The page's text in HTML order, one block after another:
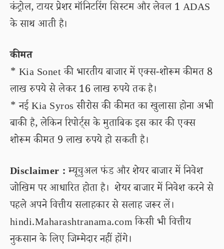
कंट्रोल, टायर प्रेशर मॉनिटरिंग सिस्टम और लेवल 1 ADAS
के साथ आती है।
कीमत
* Kia Sonet की भारतीय बाजार में एक्स-शोरूम कीमत 8
लाख रुपये से लेकर 16 लाख रुपये तक है।
* नई Kia Syros सीरोस की कीमत का खुलासा होना अभी
बाकी है, लेकिन रिपोर्ट्स के मुताबिक इस कार की एक्स
शोरूम कीमत 9 लाख रुपये हो सकती है।
Disclaimer :म्यूचुअल फंड और शेयर बाजार में निवेश
जोखिम पर आधारित होता है। शेयर बाजार में निवेश करने से
पहले अपने वित्तीय सलाहकार से सलाह जरूर लें।
hindi.Maharashtranama.com किसी भी वित्तीय
नुकसान के लिए जिम्मेदार नहीं होंगे।